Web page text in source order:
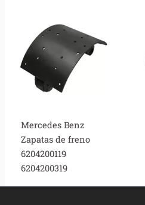
Mercedes Benz
Zapatas de freno
6204200119
6204200319